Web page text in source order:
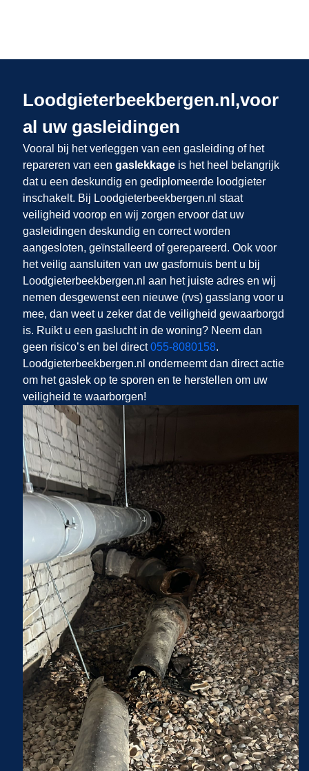
Loodgieterbeekbergen.nl,voor
al uw gasleidingen
Vooral bij het verleggen van een gasleiding of het
repareren van een gaslekkageis het heel belangrijk
dat u een deskundig en gediplomeerde loodgieter
inschakelt. Bij Loodgieterbeekbergen.nl staat
veiligheid voorop en wij zorgen ervoor dat uw
gasleidingen deskundig en correct worden
aangesloten, geïnstalleerd of gerepareerd. Ook voor
het veilig aansluiten van uw gasfornuis bent u bij
Loodgieterbeekbergen.nl aan het juiste adres en wij
nemen desgewenst een nieuwe (rvs) gasslang voor u
mee, dan weet u zeker dat de veiligheid gewaarborgd
is. Ruikt u een gaslucht in de woning? Neem dan
geen risico’s en bel direct055-8080158.
Loodgieterbeekbergen.nl onderneemt dan direct actie
om het gaslek op te sporen en te herstellen om uw
veiligheid te waarborgen!